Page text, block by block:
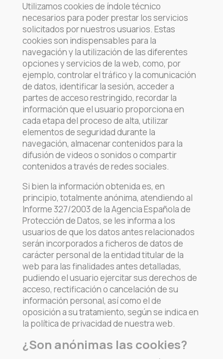
Utilizamos cookies de índole técnico
necesarios para poder prestar los servicios
solicitados por nuestros usuarios. Estas
cookies son indispensables para la
navegación y la utilización de las diferentes
opciones y servicios de la web, como, por
ejemplo, controlar el tráfico y la comunicación
de datos, identificar la sesión, acceder a
partes de acceso restringido, recordar la
información que el usuario proporciona en
cada etapa del proceso de alta, utilizar
elementos de seguridad durante la
navegación, almacenar contenidos para la
difusión de videos o sonidos o compartir
contenidos a través de redes sociales.
Si bien la información obtenida es, en
principio, totalmente anónima, atendiendo al
Informe 327/2003 de la Agencia Española de
Protección de Datos, se les informa a los
usuarios de que los datos antes relacionados
serán incorporados a ficheros de datos de
carácter personal de la entidad titular de la
web para las finalidades antes detalladas,
pudiendo el usuario ejercitar sus derechos de
acceso, rectificación o cancelación de su
información personal, así como el de
oposición a su tratamiento, según se indica en
la política de privacidad de nuestra web.
¿Son anónimas las cookies?